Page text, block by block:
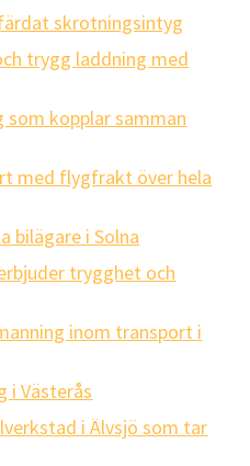
skrotningsintyg
trygg laddning med
kopplar samman
med flygfrakt över hela
bilägare i Solna
trygghet och
inom transport i
i Västerås
i Älvsjö som tar